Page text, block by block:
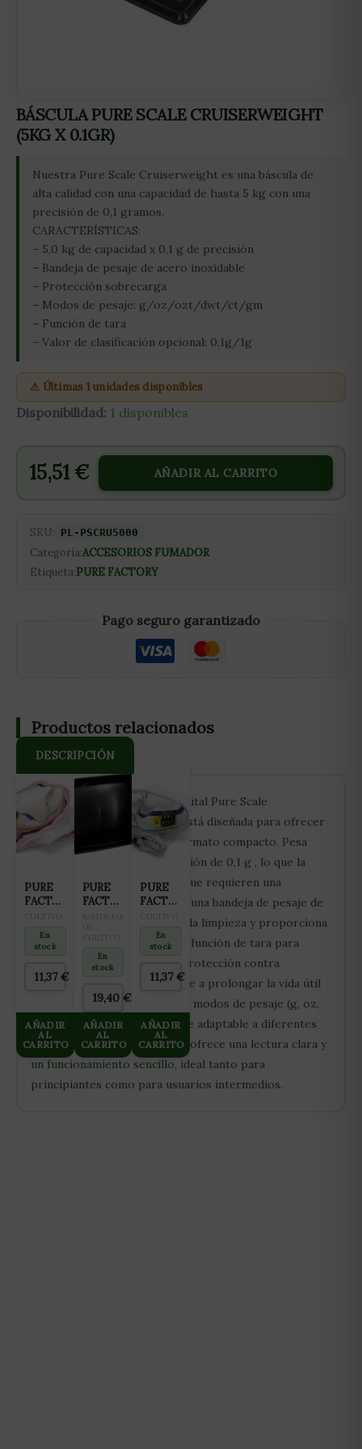
BÁSCULA PURE SCALE CRUISERWEIGHT
(5KG X 0.1GR)
Nuestra Pure Scale Cruiserweight es una báscula de
alta calidad con una capacidad de hasta 5 kg con una
precisión de 0,1 gramos.
CARACTERÍSTICAS:
– 5,0 kg de capacidad x 0,1 g de precisión
– Bandeja de pesaje de acero inoxidable
– Protección sobrecarga
– Modos de pesaje: g/oz/ozt/dwt/ct/gm
– Función de tara
– Valor de clasificación opcional: 0,1g/1g
⚠ Últimas 1 unidades disponibles
Disponibilidad: 1 disponibles
15,51 € AÑADIR AL CARRITO
SKU: PL-PSCRU5000
Categoría:ACCESORIOS FUMADOR
Etiqueta:PURE FACTORY
Pago seguro garantizado
DESCRIPCIÓN
DESCRIPCIÓN: La báscula digital Pure Scale
Cruiserweight es versátil y está diseñada para ofrecer
mediciones precisas en un formato compacto. Pesa
hasta 5000 g con una resolución de 0,1 g , lo que la
hace ideal para aplicaciones que requieren una
fiabilidad sencilla. Cuenta con una bandeja de pesaje de
acero inoxidable , que facilita la limpieza y proporciona
mayor durabilidad. Incorpora función de tara para
descontar los recipientes y protección contra
sobrecarga , lo que contribuye a prolongar la vida útil
del equipo. Cuenta con varios modos de pesaje (g, oz,
ozt, dwt, ct, gn), lo que la hace adaptable a diferentes
necesidades. Su pantalla LCD ofrece una lectura clara y
un funcionamiento sencillo, ideal tanto para
principiantes como para usuarios intermedios.
Productos relacionados
PURE
FACTORY
EXTRACCIÓN
TODOMALLAS
(20LITROS)
En
stock
11,37€
AÑADIR
AL
CARRITO
PURE
FACTORY
PARA
CULTIVO
En
stock
19,40 €
AÑADIR
AL
CARRITO
PURE
FACTORY
EXTRACCIÓN
TODOMALLAS
(20LITROS)
En
stock
11,37€
AÑADIR
AL
CARRITO